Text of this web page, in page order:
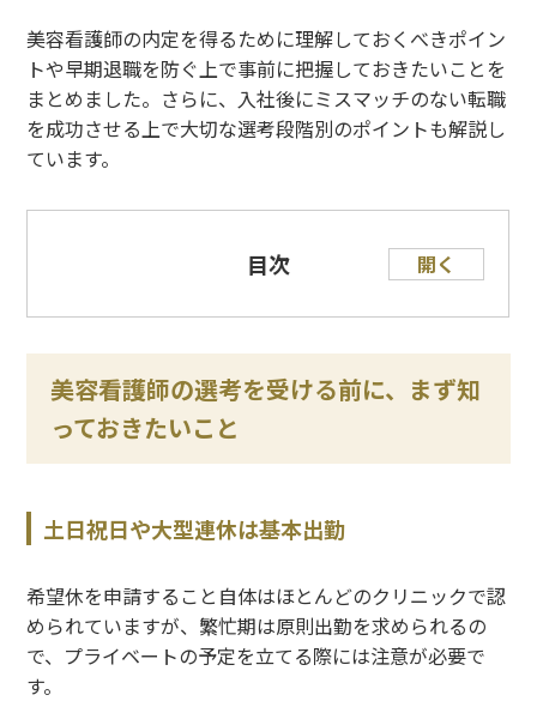
美容看護師の内定を得るために理解しておくべきポイン
トや早期退職を防ぐ上で事前に把握しておきたいことを
まとめました。さらに、入社後にミスマッチのない転職
を成功させる上で大切な選考段階別のポイントも解説し
ています。
目次 開く
美容看護師の選考を受ける前に、まず知
っておきたいこと
土日祝日や大型連休は基本出勤
希望休を申請すること自体はほとんどのクリニックで認
められていますが、繁忙期は原則出勤を求められるの
で、プライベートの予定を立てる際には注意が必要で
す。